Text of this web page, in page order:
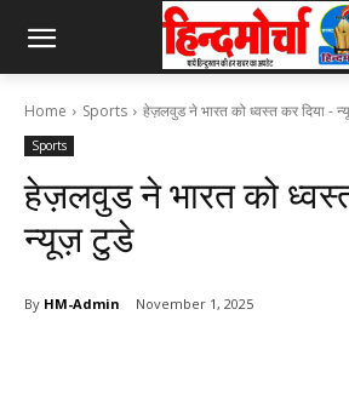
Home Sports हेज़लवुड ने भारत को ध्वस्त कर दिया -
Sports
हेज़लवुड ने भारत को
न्यूज़ टुडे
By HM-Admin November 1, 2025